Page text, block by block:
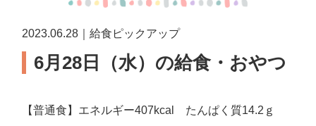
2023.06.28｜給食ピックアップ
6月28日（水）の給食・おやつ
【普通食】エネルギー407kcal たんぱく質14.2ｇ